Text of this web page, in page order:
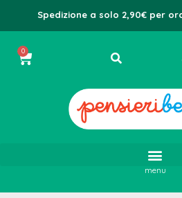
Spedizione a solo 2,90€ per
0
menu